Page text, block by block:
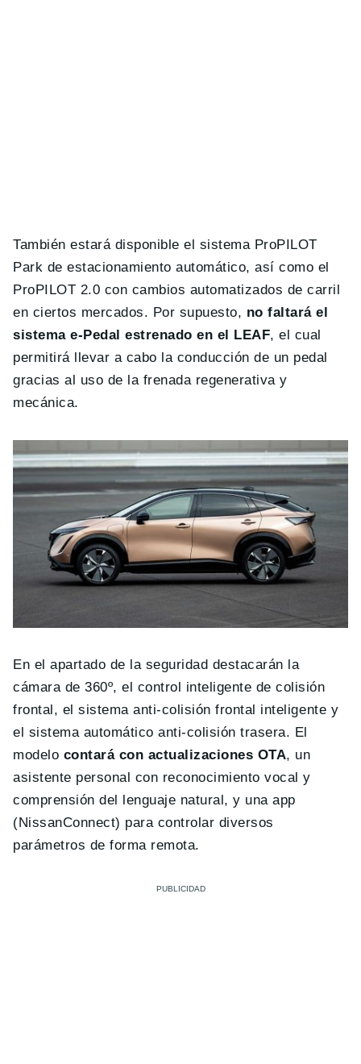
También estará disponible el sistema ProPILOT
Park de estacionamiento automático, así como el
ProPILOT 2.0 con cambios automatizados de carril
en ciertos mercados. Por supuesto, no faltará el
sistema e-Pedal estrenado en el LEAF, el cual
permitirá llevar a cabo la conducción de un pedal
gracias al uso de la frenada regenerativa y
mecánica.
En el apartado de la seguridad destacarán la
cámara de 360º, el control inteligente de colisión
frontal, el sistema anti-colisión frontal inteligente y
el sistema automático anti-colisión trasera. El
modelo contará con actualizaciones OTA, un
asistente personal con reconocimiento vocal y
comprensión del lenguaje natural, y una app
(NissanConnect) para controlar diversos
parámetros de forma remota.